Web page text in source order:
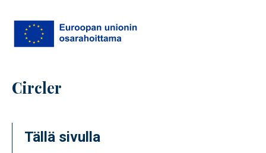
Circler
Tällä sivulla